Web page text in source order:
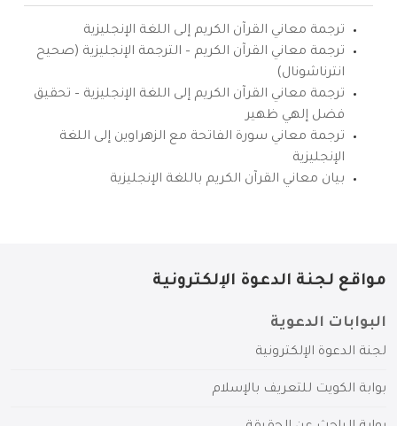
ترجمة معاني القرآن الكريم إلى اللغة الإنجليزية
ترجمة معاني القرآن الكريم – الترجمة الإنجليزية (صحيح
انترناشونال)
ترجمة معاني القرآن الكريم إلى اللغة الإنجليزية – تحقيق
فضل إلهي ظهير
ترجمة معاني سورة الفاتحة مع الزهراوين إلى اللغة
الإنجليزية
بيان معاني القرآن الكريم باللغة الإنجليزية
مواقع لجنة الدعوة الإلكترونية
البوابات الدعوية
لجنة الدعوة الإلكترونية
بوابة الكويت للتعريف بالإسلام